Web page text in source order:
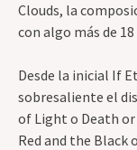
Clouds, la
con algo más de
Desde la inicial If
sobresaliente el
of Light o Death or
Red and the Black